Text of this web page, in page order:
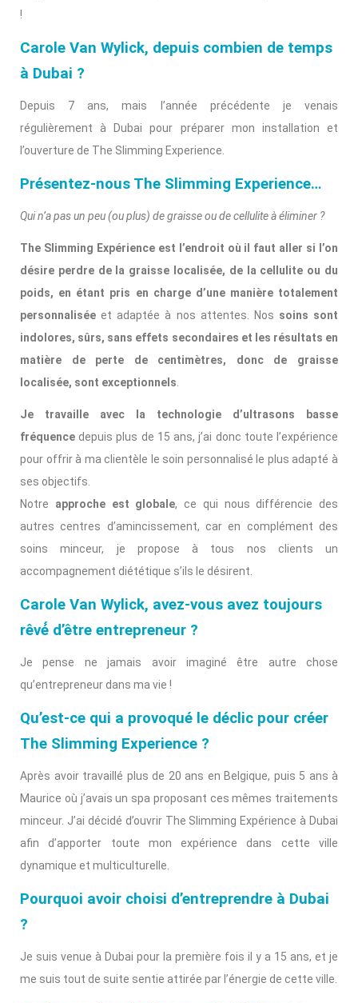
!
Carole Van Wylick, depuis combien de temps
à Dubai ?
Depuis 7 ans, mais l’année précédente je venais
régulièrement à Dubai pour préparer mon installation et
l’ouverture de The Slimming Experience.
Présentez-nous The Slimming Experience…
Qui n’a pas un peu (ou plus) de graisse ou de cellulite à éliminer ?
The Slimming Expérience est l’endroit où il faut aller si l’on
désire perdre de la graisse localisée, de la cellulite ou du
poids, en étant pris en charge d’une manière totalement
personnalisée et adaptée à nos attentes. Nos soins sont
indolores, sûrs, sans effets secondaires et les résultats en
matière de perte de centimètres, donc de graisse
localisée, sont exceptionnels
Je travaille avec la technologie d’ultrasons basse
fréquence depuis plus de 15 ans, j’ai donc toute l’expérience
pour offrir à ma clientèle le soin personnalisé le plus adapté à
ses objectifs.
Notre approche est globale, ce qui nous différencie des
autres centres d’amincissement, car en complément des
soins minceur, je propose à tous nos clients un
accompagnement diététique s’ils le désirent.
Carole Van Wylick, avez-vous avez toujours
rêvé́ d’être entrepreneur ?
Je pense ne jamais avoir imaginé être autre chose
qu’entrepreneur dans ma vie !
Qu’est-ce qui a provoqué le déclic pour créer
The Slimming Experience ?
Après avoir travaillé plus de 20 ans en Belgique, puis 5 ans à
Maurice où j’avais un spa proposant ces mêmes traitements
minceur. J’ai décidé d’ouvrir The Slimming Expérience à Dubai
afin d’apporter toute mon expérience dans cette ville
dynamique et multiculturelle.
Pourquoi avoir choisi d’entreprendre à Dubai
?
Je suis venue à Dubai pour la première fois il y a 15 ans, et je
me suis tout de suite sentie attirée par l’énergie de cette ville.